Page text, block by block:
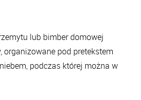
lub bimber domowej
organizowane pod pretekstem
podczas której można w